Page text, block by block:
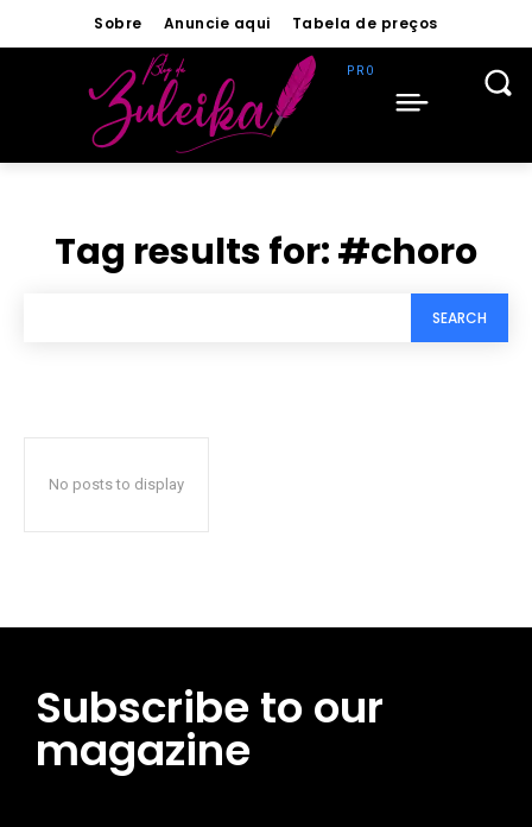
Sobre Anuncie aqui Tabela de preços
Tag results for:#choro
SEARCH
No posts to display
Subscribe to our
magazine